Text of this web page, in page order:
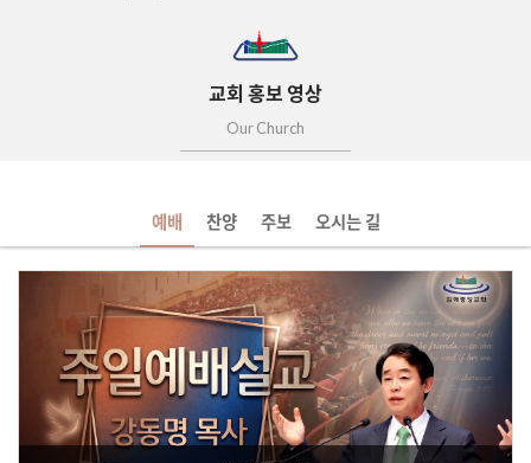
교회 홍보 영상
Our Church
예배 찬양 주보 오시는 길